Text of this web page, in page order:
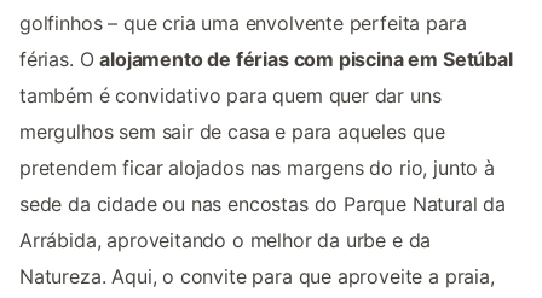
golfinhos – que cria uma envolvente perfeita para
férias. Oalojamento de férias com piscina em Setúbal
também é convidativo para quem quer dar uns
mergulhos sem sair de casa e para aqueles que
pretendem ficar alojados nas margens do rio, junto à
sede da cidade ou nas encostas do Parque Natural da
Arrábida, aproveitando o melhor da urbe e da
Natureza. Aqui, o convite para que aproveite a praia,